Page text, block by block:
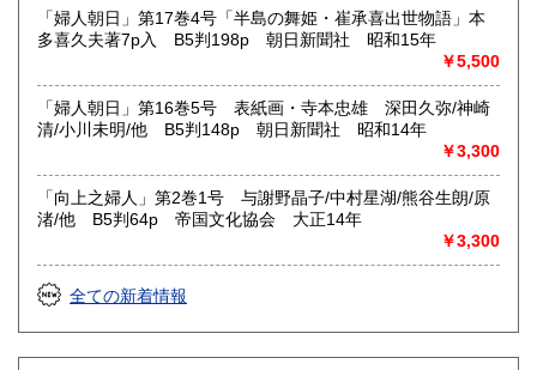
「婦人朝日」第17巻4号「半島の舞姫・崔承喜出世物語」本
多喜久夫著7p入 B5判198p 朝日新聞社 昭和15年
￥5,500
「婦人朝日」第16巻5号 表紙画・寺本忠雄 深田久弥/神崎
清/小川未明/他 B5判148p 朝日新聞社 昭和14年
￥3,300
「向上之婦人」第2巻1号 与謝野晶子/中村星湖/熊谷生朗/原
渚/他 B5判64p 帝国文化協会 大正14年
￥3,300
全ての新着情報